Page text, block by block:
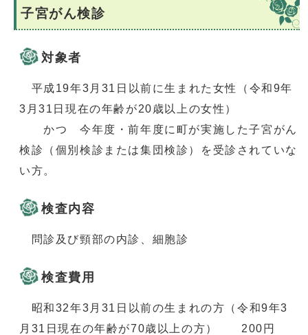
子宮がん検診
対象者
平成19年3月31日以前に生まれた女性（令和9年
3月31日現在の年齢が20歳以上の女性）
かつ 今年度・前年度に町が実施した子宮がん
検診（個別検診または集団検診）を受診されていな
い方。
検査内容
問診及び頸部の内診、細胞診
検査費用
昭和32年3月31日以前の生まれの方（令和9年3
月31日現在の年齢が70歳以上の方） 200円